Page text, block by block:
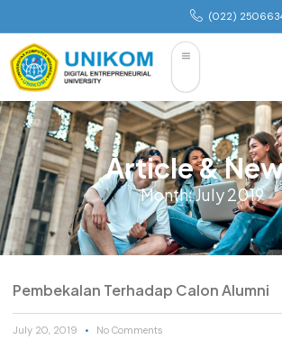
(022)
Article &
Month: July 2019
Pembekalan Terhadap Calon Alumni
July 20, 2019 No Comments